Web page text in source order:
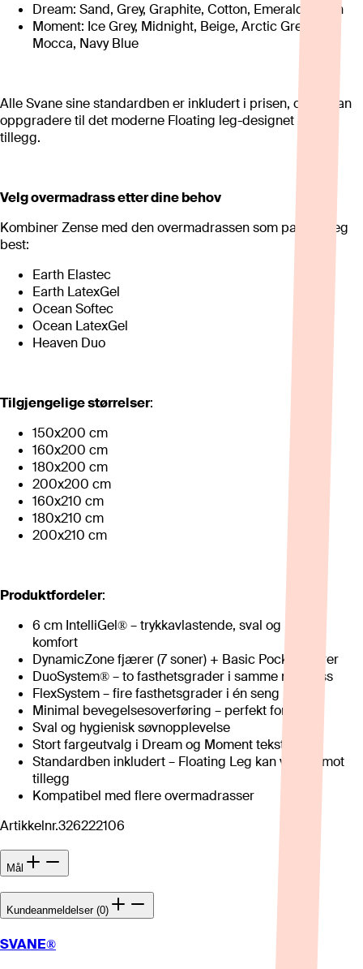
Dream: Sand, Grey, Graphite, Cotton, Emerald Green
Moment: Ice Grey, Midnight, Beige, Arctic Green,
Mocca, Navy Blue
Alle Svane sine standardben er inkludert i prisen, og du kan
oppgradere til det moderne Floating leg-designet mot et
tillegg.
Velg overmadrass etter dine behov
Kombiner Zense med den overmadrassen som passer deg
best:
Earth Elastec
Earth LatexGel
Ocean Softec
Ocean LatexGel
Heaven Duo
Tilgjengelige størrelser:
150x200 cm
160x200 cm
180x200 cm
200x200 cm
160x210 cm
180x210 cm
200x210 cm
Produktfordeler:
6 cm IntelliGel® – trykkavlastende, sval og lydløs
komfort
DynamicZone fjærer (7 soner) + Basic Pocket fjærer
DuoSystem® – to fasthetsgrader i samme madrass
FlexSystem – fire fasthetsgrader i én seng
Minimal bevegelsesoverføring – perfekt for par
Sval og hygienisk søvnopplevelse
Stort fargeutvalg i Dream og Moment tekstiler
Standardben inkludert – Floating Leg kan velges mot
tillegg
Kompatibel med flere overmadrasser
Artikkelnr.326222106
Mål
Kundeanmeldelser (0)
SVANE®